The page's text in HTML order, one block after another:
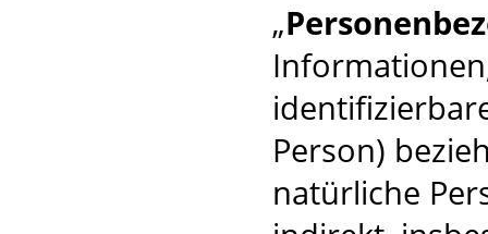
„
Person)
natürliche